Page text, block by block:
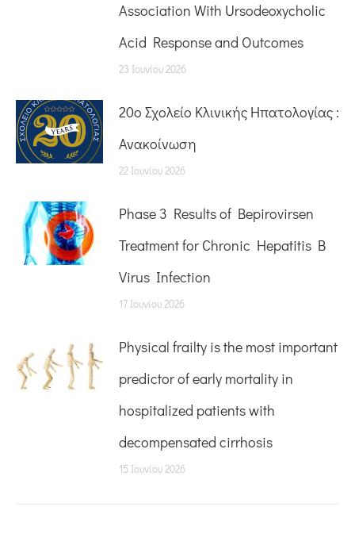
Association With Ursodeoxycholic
Acid Response and Outcomes
23 Ιουνίου 2026
20o Σχολείο Κλινικής Ηπατολογίας :
Ανακοίνωση
22 Ιουνίου 2026
Phase 3 Results of Bepirovirsen
Treatment for Chronic Hepatitis B
Virus Infection
17 Ιουνίου 2026
Physical frailty is the most important
predictor of early mortality in
hospitalized patients with
decompensated cirrhosis
15 Ιουνίου 2026